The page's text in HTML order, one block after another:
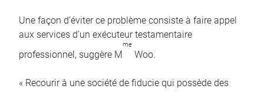
Une façon d’éviter ce problème consiste à faire appel
aux services d’un exécuteur testamentaire
professionnel, suggère M
me
Woo.
« Recourir à une société de fiducie qui possède des